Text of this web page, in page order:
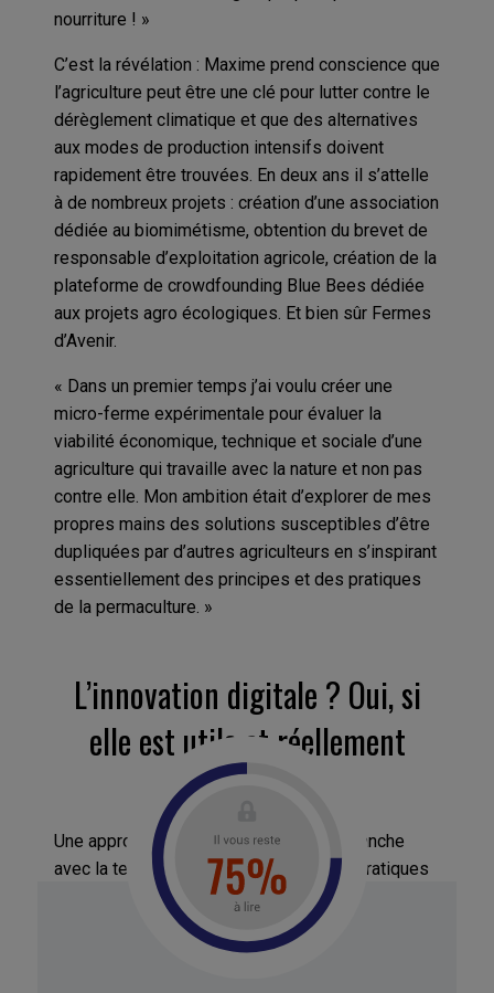
nourriture ! »
C’est la révélation : Maxime prend conscience que
l’agriculture peut être une clé pour lutter contre le
dérèglement climatique et que des alternatives
aux modes de production intensifs doivent
rapidement être trouvées. En deux ans il s’attelle
à de nombreux projets : création d’une association
dédiée au biomimétisme, obtention du brevet de
responsable d’exploitation agricole, création de la
plateforme de crowdfounding Blue Bees dédiée
aux projets agro écologiques. Et bien sûr Fermes
d’Avenir.
« Dans un premier temps j’ai voulu créer une
micro-ferme expérimentale pour évaluer la
viabilité économique, technique et sociale d’une
agriculture qui travaille avec la nature et non pas
contre elle. Mon ambition était d’explorer de mes
propres mains des solutions susceptibles d’être
dupliquées par d’autres agriculteurs en s’inspirant
essentiellement des principes et des pratiques
de la permaculture. »
L’innovation digitale ? Oui, si
elle est utile et réellement
durable
Une approche résolument lowtech qui tranche
avec la tendance à la numérisation des pratiques
agricoles. « C’est vrai qu’on parle beaucoup de
‘l’Agtech’ mais je tiens quand même à rappeler
que 98 % des agriculteurs dans le monde n’ont